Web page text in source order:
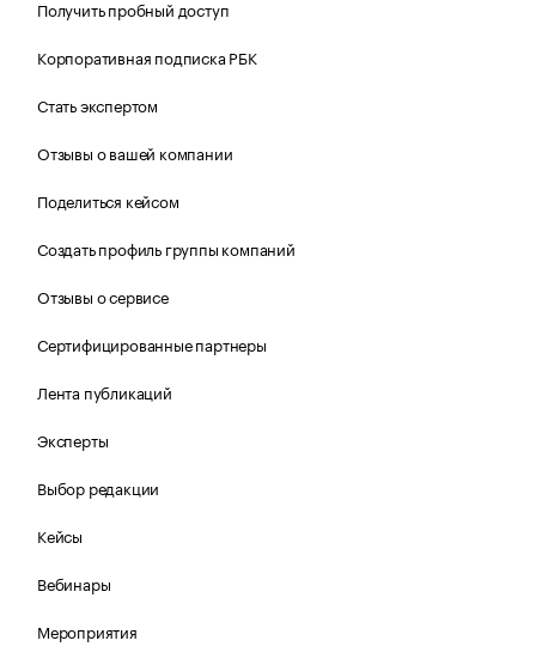
Получить пробный доступ
Корпоративная подписка РБК
Стать экспертом
Отзывы о вашей компании
Поделиться кейсом
Создать профиль группы компаний
Отзывы о сервисе
Сертифицированные партнеры
Лента публикаций
Эксперты
Выбор редакции
Кейсы
Вебинары
Мероприятия